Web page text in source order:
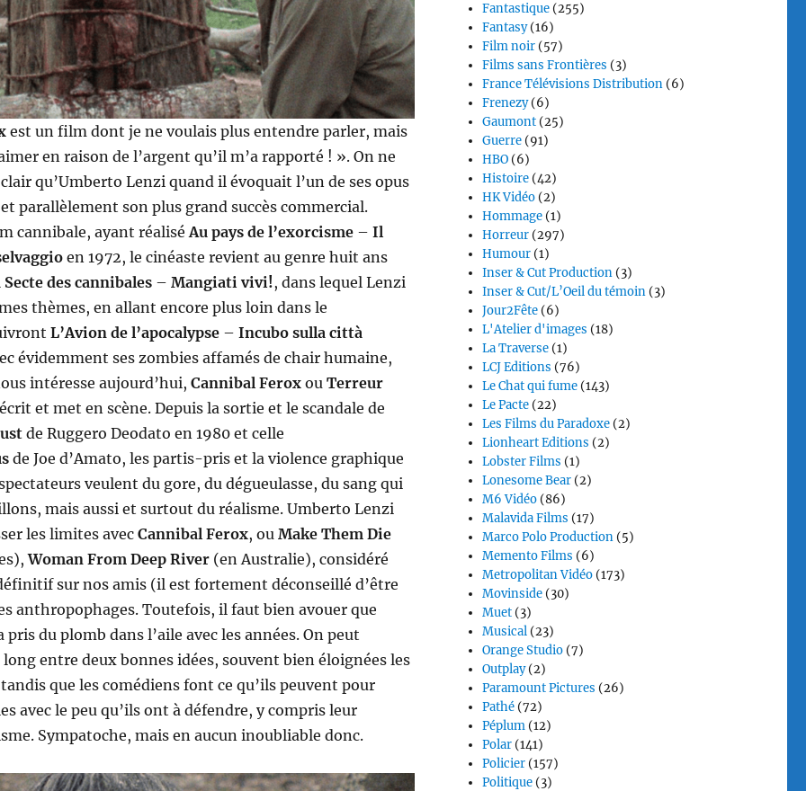
est un film dont je ne voulais plus entendre parler, mais
en raison de l’argent qu’il m’a rapporté ! ». On ne
qu’Umberto Lenzi quand il évoquait l’un de ses opus
parallèlement son plus grand succès commercial.
cannibale, ayant réaliséAu pays de l’exorcisme – Il
en 1972, le cinéaste revient au genre huit ans
Secte des cannibales– Mangiati vivi!, dans lequel Lenzi
thèmes, en allant encore plus loin dans le
L’Avion de l’apocalypse– Incubo sulla città
évidemment ses zombies affamés de chair humaine,
intéresse aujourd’hui, Cannibal Feroxou Terreur
et met en scène. Depuis la sortie et le scandale de
de Ruggero Deodato en 1980 et celle
de Joe d’Amato, les partis-pris et la violence graphique
veulent du gore, du dégueulasse, du sang qui
mais aussi et surtout du réalisme. Umberto Lenzi
les limites avecCannibal Ferox, ou Make Them Die
Woman From Deep River(en Australie), considéré
sur nos amis (il est fortement déconseillé d’être
anthropophages. Toutefois, il faut bien avouer que
pris du plomb dans l’aile avec les années. On peut
entre deux bonnes idées, souvent bien éloignées les
que les comédiens font ce qu’ils peuvent pour
avec le peu qu’ils ont à défendre, y compris leur
Sympatoche, mais en aucun inoubliable donc.
Fantastique (255)
Fantasy(16)
Film noir (57)
Films sans Frontières (3)
France Télévisions Distribution (6)
Frenezy(6)
Gaumont (25)
Guerre (91)
HBO (6)
Histoire (42)
HK Vidéo (2)
Hommage (1)
Horreur (297)
Humour (1)
Inser & Cut Production (3)
Inser & Cut/L’Oeil du témoin (3)
Jour2Fête (6)
L'Atelier d'images (18)
La Traverse (1)
LCJ Editions (76)
Le Chat qui fume (143)
Le Pacte (22)
Les Films du Paradoxe (2)
Lionheart Editions (2)
Lobster Films (1)
Lonesome Bear (2)
M6 Vidéo (86)
Malavida Films (17)
Marco Polo Production (5)
Memento Films (6)
Metropolitan Vidéo (173)
Movinside (30)
Muet (3)
Musical (23)
Orange Studio (7)
Outplay(2)
Paramount Pictures (26)
Pathé (72)
Péplum (12)
Polar (141)
Policier (157)
Politique (3)